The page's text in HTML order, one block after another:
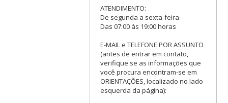
ATENDIMENTO:
De segunda a sexta-feira
Das 07:00 às 19:00 horas
E-MAIL e TELEFONE POR ASSUNTO
(antes de entrar em contato,
verifique se as informações que
você procura encontram-se em
ORIENTAÇÕES, localizado no lado
esquerda da página):